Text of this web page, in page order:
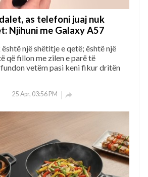
as telefoni juaj nuk
Njihuni me Galaxy A57
një shëtitje e qetë; është një
që fillon me zilen e parë të
vetëm pasi keni fikur dritën
25 Apr, 03:56 PM 